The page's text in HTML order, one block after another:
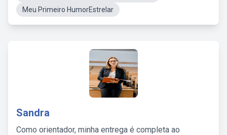
Meu Primeiro HumorEstrelar
Sandra
Como orientador, minha entrega é completa ao